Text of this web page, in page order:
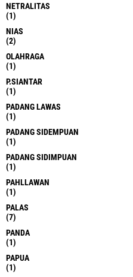
NETRALITAS
(1)
NIAS
(2)
OLAHRAGA
(1)
P.SIANTAR
(1)
PADANG LAWAS
(1)
PADANG SIDEMPUAN
(1)
PADANG SIDIMPUAN
(1)
PAHLLAWAN
(1)
PALAS
(7)
PANDA
(1)
PAPUA
(1)